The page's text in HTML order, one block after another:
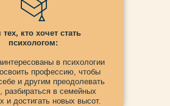
кто хочет стать
психологом:
в психологии
профессию, чтобы
и другим преодолевать
разбираться в семейных
и достигать новых высот.